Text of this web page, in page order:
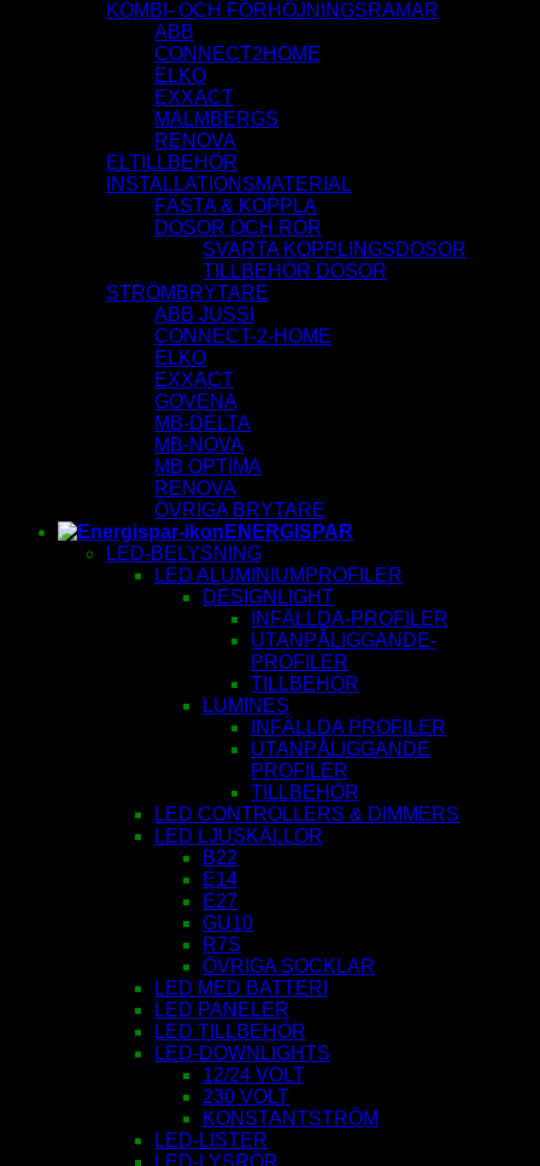
KOMBI- OCH FÖRHÖJNINGSRAMAR
ABB
CONNECT2HOME
ELKO
EXXACT
MALMBERGS
RENOVA
ELTILLBEHÖR
INSTALLATIONSMATERIAL
FÄSTA & KOPPLA
DOSOR OCH RÖR
SVARTA KOPPLINGSDOSOR
TILLBEHÖR DOSOR
STRÖMBRYTARE
ABB JUSSI
CONNECT-2-HOME
ELKO
EXXACT
GOVENA
MB-DELTA
MB-NOVA
MB OPTIMA
RENOVA
ÖVRIGA BRYTARE
ENERGISPAR
LED-BELYSNING
LED ALUMINIUMPROFILER
DESIGNLIGHT
INFÄLLDA-PROFILER
UTANPÅLIGGANDE-
PROFILER
TILLBEHÖR
LUMINES
INFÄLLDA PROFILER
UTANPÅLIGGANDE
PROFILER
TILLBEHÖR
LED CONTROLLERS & DIMMERS
LED LJUSKÄLLOR
B22
E14
E27
GU10
R7S
ÖVRIGA SOCKLAR
LED MED BATTERI
LED PANELER
LED TILLBEHÖR
LED-DOWNLIGHTS
12/24 VOLT
230 VOLT
KONSTANTSTRÖM
LED-LISTER